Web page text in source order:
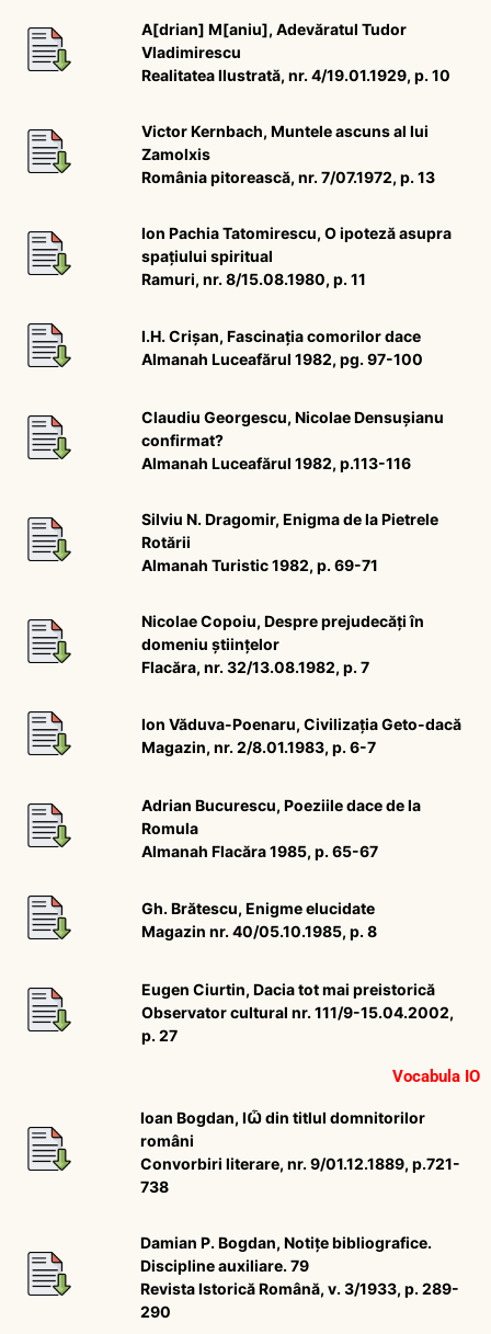
A[drian] M[aniu], Adevăratul Tudor
Vladimirescu
Realitatea Ilustrată, nr. 4/19.01.1929, p. 10
Victor Kernbach, Muntele ascuns al lui
Zamolxis
România pitorească, nr. 7/07.1972, p. 13
Ion Pachia Tatomirescu, O ipoteză asupra
spațiului spiritual
Ramuri, nr. 8/15.08.1980, p. 11
I.H. Crișan, Fascinația comorilor dace
Almanah Luceafărul 1982, pg. 97-100
Claudiu Georgescu, Nicolae Densușianu
confirmat?
Almanah Luceafărul 1982, p.113-116
Silviu N. Dragomir, Enigma de la Pietrele
Rotării
Almanah Turistic 1982, p. 69-71
Nicolae Copoiu, Despre prejudecăți în
domeniu științelor
Flacăra, nr. 32/13.08.1982, p. 7
Ion Văduva-Poenaru, Civilizația Geto-dacă
Magazin, nr. 2/8.01.1983, p. 6-7
Adrian Bucurescu, Poeziile dace de la
Romula
Almanah Flacăra 1985, p. 65-67
Gh. Brătescu, Enigme elucidate
Magazin nr. 40/05.10.1985, p. 8
Eugen Ciurtin, Dacia tot mai preistorică
Observator cultural nr. 111/9-15.04.2002,
p. 27
Vocabula IO
Ioan Bogdan, IѼ din titlul domnitorilor
români
Convorbiri literare, nr. 9/01.12.1889, p.721-
738
Damian P. Bogdan, Notițe bibliografice.
Discipline auxiliare. 79
Revista Istorică Română, v. 3/1933, p. 289-
290